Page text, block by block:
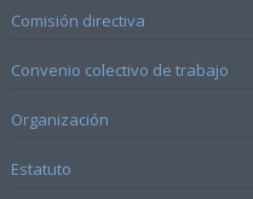
Comisión directiva
Convenio colectivo de trabajo
Organización
Estatuto